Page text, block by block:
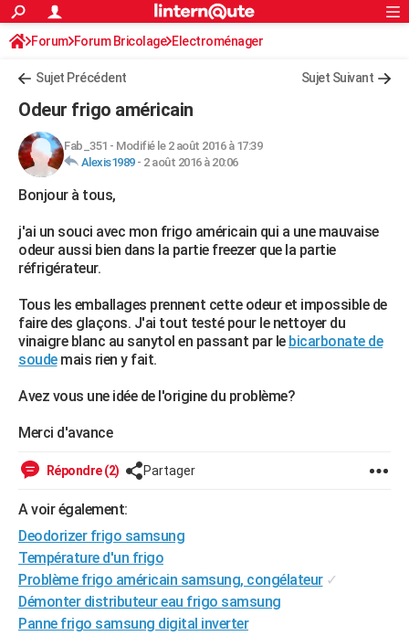
ACTUALITÉS
Politique
Société
Faits Divers
Education
Monde
Villes
+
FINANCE
Retraite
Impôts
Epargne
Immobilier
Risques naturels par ville
Banque
Assurance
Crédit
AUTO
Essais
Réserver un essai
Citadines
Berlines
SUV
Forum auto
+HIGH-TECH
Mobiles
Meilleur smartphone
Internet
Ordinateurs
Jeux vidéo
Guide high-tech
+BRICOLAGE
Forum
Aménagement intérieur
Extérieur
Cuisine
Salle de bains
Jardinage
Rangement
Guides de France
Escapades
Patrimoine
Expositions
Musées
Week-end nature
+LIFESTYLE
Art de vivre
Bien-être
Loisirs
Modes de vie
SANTE
Alimentation
Guide de la santé
Maladies
Médicaments
Sommeil
VOYAGE
Destinations
City break
Voyage nature
Voyage de noces
Forum
Climat
+PHOTO
GUIDES D'ACHAT
BONS PLANS
CARTE DE VOEUX
Carte de Noël
Carte Bonne année
Carte Saint-Valentin
Carte Pâques
Carte d'anniversaire
DICTIONNAIRE
Dictionnaire
Biographies
Citations
Expressions
Proverbes
PROGRAMME TV
S'inscrire
Connexion
Forum Forum Bricolage Electroménager
Sujet Précédent Sujet Suivant
Odeur frigo américain
Fab_351 - Modifié le 2 août 2016 à 17:39
Alexis1989- 2 août 2016 à 20:06
Bonjour à tous,
j'ai un souci avec mon frigo américain qui a une mauvaise
odeur aussi bien dans la partie freezer que la partie
réfrigérateur.
Tous les emballages prennent cette odeur et impossible de
faire des glaçons. J'ai tout testé pour le nettoyer du
vinaigre blanc au sanytol en passant par le bicarbonate de
soudemais rien y fait.
Avez vous une idée de l'origine du problème?
Merci d'avance
Répondre (2) Partager
A voir également:
Deodorizer frigo samsung
Température d'un frigo
Problème frigo américain samsung, congélateur ✓
Démonter distributeur eau frigo samsung
Panne frigo samsung digital inverter